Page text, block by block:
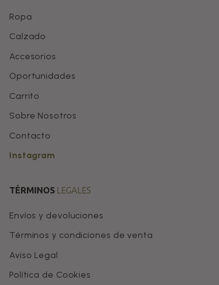
Ropa
Calzado
Accesorios
Oportunidades
Carrito
Sobre Nosotros
Contacto
Instagram
TÉRMINOS LEGALES
Envíos y devoluciones
Términos y condiciones de venta
Aviso Legal
Política de Cookies